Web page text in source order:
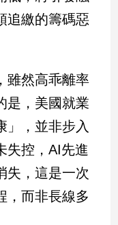
追繳的籌碼惡
雖然高乖離率
是，美國就業
」，並非步入
失控，AI先進
失，這是一次
，而非長線多